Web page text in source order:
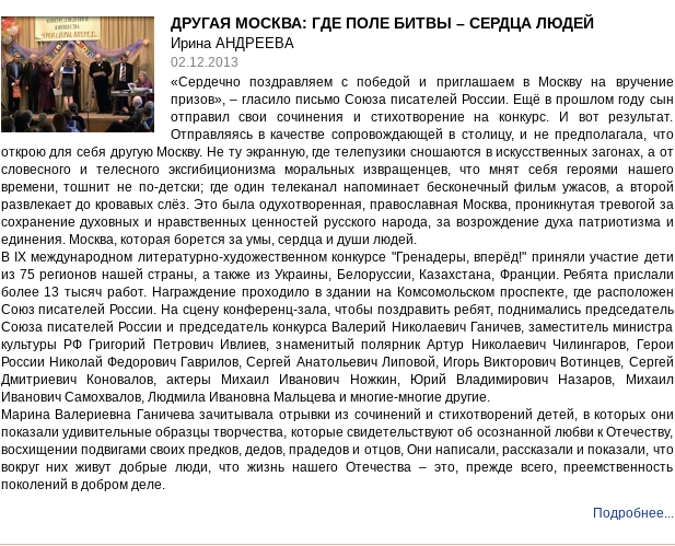
ДРУГАЯ МОСКВА: ГДЕ ПОЛЕ БИТВЫ – СЕРДЦА ЛЮДЕЙ
Ирина АНДРЕЕВА
02.12.2013
«Сердечно поздравляем с победой и приглашаем в Москву на вручение
призов», – гласило письмо Союза писателей России. Ещё в прошлом году сын
отправил свои сочинения и стихотворение на конкурс. И вот результат.
Отправляясь в качестве сопровождающей в столицу, и не предполагала, что
открою для себя другую Москву. Не ту экранную, где телепузики сношаются в искусственных загонах, а от
словесного и телесного эксгибиционизма моральных извращенцев, что мнят себя героями нашего
времени, тошнит не по-детски; где один телеканал напоминает бесконечный фильм ужасов, а второй
развлекает до кровавых слёз. Это была одухотворенная, православная Москва, проникнутая тревогой за
сохранение духовных и нравственных ценностей русского народа, за возрождение духа патриотизма и
единения. Москва, которая борется за умы, сердца и души людей.
В IX международном литературно-художественном конкурсе "Гренадеры, вперёд!" приняли участие дети
из 75 регионов нашей страны, а также из Украины, Белоруссии, Казахстана, Франции. Ребята прислали
более 13 тысяч работ. Награждение проходило в здании на Комсомольском проспекте, где расположен
Союз писателей России. На сцену конференц-зала, чтобы поздравить ребят, поднимались председатель
Союза писателей России и председатель конкурса Валерий Николаевич Ганичев, заместитель министра
культуры РФ Григорий Петрович Ивлиев, знаменитый полярник Артур Николаевич Чилингаров, Герои
России Николай Федорович Гаврилов, Сергей Анатольевич Липовой, Игорь Викторович Вотинцев, Сергей
Дмитриевич Коновалов, актеры Михаил Иванович Ножкин, Юрий Владимирович Назаров, Михаил
Иванович Самохвалов, Людмила Ивановна Мальцева и многие-многие другие.
Марина Валериевна Ганичева зачитывала отрывки из сочинений и стихотворений детей, в которых они
показали удивительные образцы творчества, которые свидетельствуют об осознанной любви к Отечеству,
восхищении подвигами своих предков, дедов, прадедов и отцов, Они написали, рассказали и показали, что
вокруг них живут добрые люди, что жизнь нашего Отечества – это, прежде всего, преемственность
поколений в добром деле.
Подробнее...